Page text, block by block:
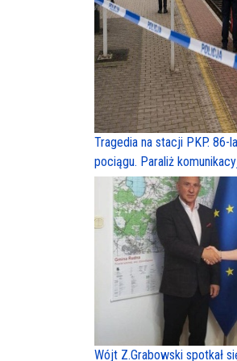
Tragedia na stacji PKP. 86-
pociągu. Paraliż
Wójt Z.Grabowski spotkał